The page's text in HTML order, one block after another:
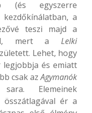
(és egyszerre
a
teszi majd a
mert a Lelki
Lehet, hogy
legjobbja és emiatt
csak azAgymanók
Elemeinek
ér a